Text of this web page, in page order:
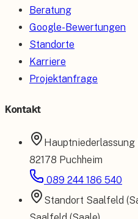
Beratung
Google-Bewertungen
Standorte
Karriere
Projektanfrage
Kontakt
Hauptniederlassung
82178 Puchheim
089 244 186 540
Standort Saalfeld